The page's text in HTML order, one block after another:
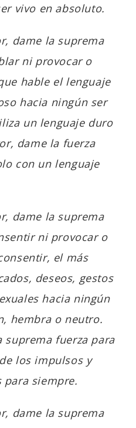
vivo en absoluto.
dame la suprema
ni provocar o
hable el lenguaje
hacia ningún ser
un lenguaje duro
dame la fuerza
con un lenguaje
dame la suprema
ni provocar o
el más
deseos, gestos
hacia ningún
hembra o neutro.
suprema fuerza para
los impulsos y
para siempre.
dame la suprema